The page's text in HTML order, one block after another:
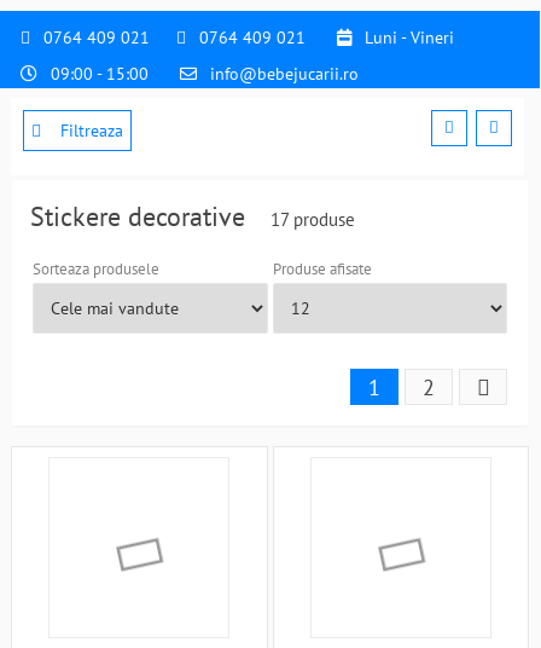
0764 409 021 0764 409 021
Luni - Vineri
09:00 - 15:00
info@bebejucarii.ro
Filtreaza
Stickere decorative 17 produse
Sorteaza produsele Produse afisate
1 2